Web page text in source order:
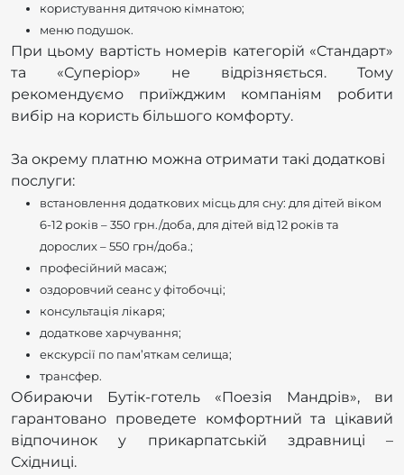
користування дитячою кімнатою;
меню подушок.
При цьому вартість номерів категорій «Стандарт»
та «Суперіор» не відрізняється. Тому
рекомендуємо приїжджим компаніям робити
вибір на користь більшого комфорту.
За окрему платню можна отримати такі додаткові
послуги:
встановлення додаткових місць для сну: для дітей віком
6-12 років – 350 грн./доба, для дітей від 12 років та
дорослих – 550 грн/доба.;
професійний масаж;
оздоровчий сеанс у фітобочці;
консультація лікаря;
додаткове харчування;
екскурсії по пам’яткам селища;
трансфер.
Обираючи Бутік-готель «Поезія Мандрів», ви
гарантовано проведете комфортний та цікавий
відпочинок у прикарпатській здравниці –
Східниці.